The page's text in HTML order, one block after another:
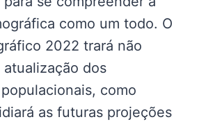
como um todo. O
2022 trará não
dos
como
as futuras projeções